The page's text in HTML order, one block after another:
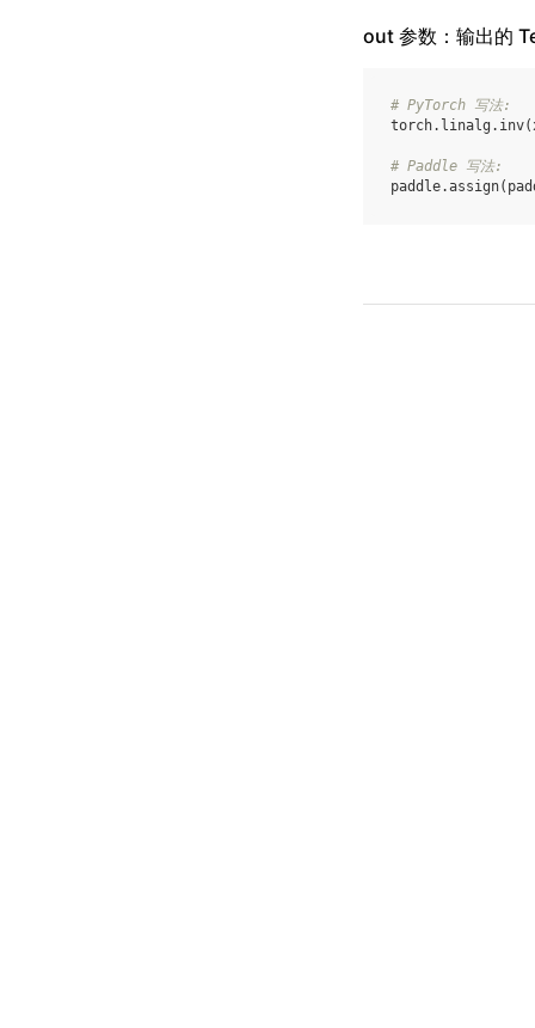
out 参数：输出的
# PyTorch 写法:
torch. linalg . inv(
# Paddle 写法:
paddle.assign(